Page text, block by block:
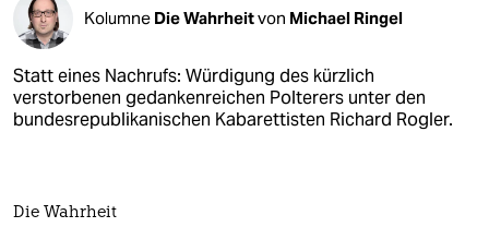
Kolumne Die Wahrheitvon Michael Ringel
Statt eines Nachrufs: Würdigung des kürzlich
verstorbenen gedankenreichen Polterers unter den
bundesrepublikanischen Kabarettisten Richard Rogler.
Die Wahrheit